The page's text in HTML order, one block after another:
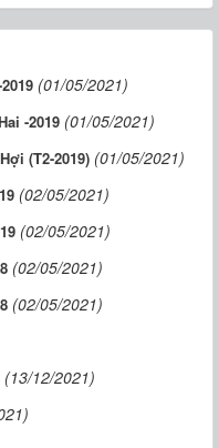
(01/05/2021)
-2019 (01/05/2021)
(T2-2019) (01/05/2021)
(02/05/2021)
(02/05/2021)
(02/05/2021)
(02/05/2021)
(13/12/2021)